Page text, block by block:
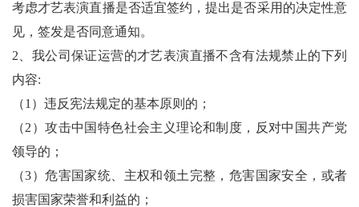
考虑才艺表演直播是否适宜签约，提出是否采用的决定性意
见，签发是否同意通知。
2、我公司保证运营的才艺表演直播不含有法规禁止的下列
内容:
（1）违反宪法规定的基本原则的；
（2）攻击中国特色社会主义理论和制度，反对中国共产党
领导的；
（3）危害国家统、主权和领土完整，危害国家安全，或者
损害国家荣誉和利益的；